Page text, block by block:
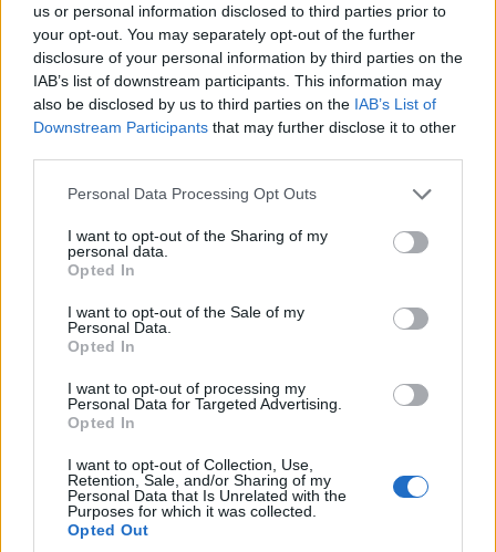
us or personal information disclosed to third parties prior to
your opt-out. You may separately opt-out of the further
disclosure of your personal information by third parties on the
IAB’s list of downstream participants. This information may
also be disclosed by us to third parties on the IAB’s List of
Downstream Participants that may further disclose it to other
Personal Data Processing Opt Outs
I want to opt-out of the Sharing of my
personal data.
Opted In
I want to opt-out of the Sale of my
Personal Data.
Opted In
I want to opt-out of processing my
Personal Data for Targeted Advertising.
Opted In
I want to opt-out of Collection, Use,
Retention, Sale, and/or Sharing of my
Personal Data that Is Unrelated with the
Purposes for which it was collected.
Opted Out
Afficher la carte